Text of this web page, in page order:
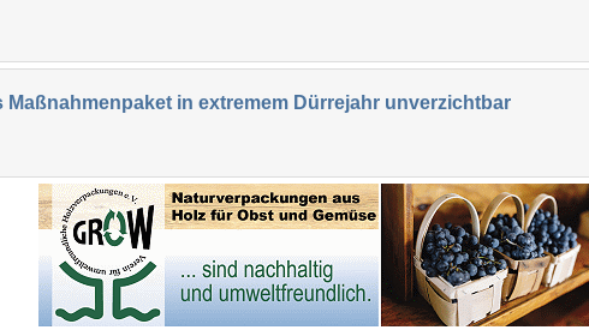
in extremem Dürrejahr unverzichtbar